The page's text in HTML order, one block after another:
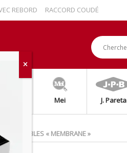
RACCORD COUDÉ AVEC REBORD
Mei J. Pareta
JETABLES « MEMBRANE »